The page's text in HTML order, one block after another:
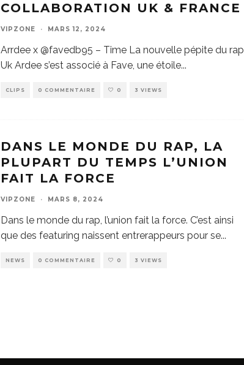
COLLABORATION UK & FRANCE
VIPZONE · MARS 12, 2024
Arrdee x @favedb95 – Time La nouvelle pépite du rap
Uk Ardee s’est associé à Fave, une étoile...
CLIPS 0 COMMENTAIRE 0 3 VIEWS
DANS LE MONDE DU RAP, LA
PLUPART DU TEMPS L’UNION
FAIT LA FORCE
VIPZONE · MARS 8, 2024
Dans le monde du rap, l’union fait la force. C’est ainsi
que des featuring naissent entrerappeurs pour se...
NEWS 0 COMMENTAIRE 0 3 VIEWS